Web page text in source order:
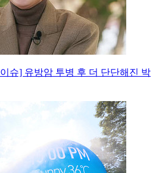
슈] 유방암 투병 후 더 단단해진 박